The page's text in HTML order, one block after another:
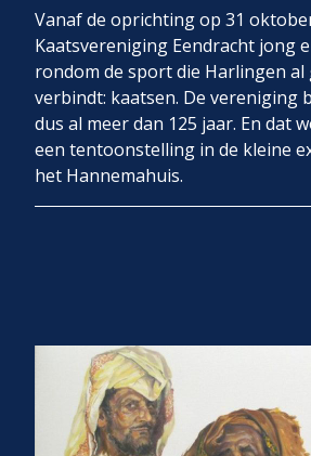
Vanaf de oprichting op 31
Kaatsvereniging Eendracht jong
rondom de sport die Harlingen
verbindt: kaatsen. De vereniging
dus al meer dan 125 jaar. En dat
een tentoonstelling in de kleine
het Hannemahuis.